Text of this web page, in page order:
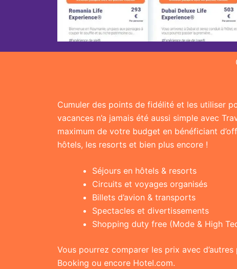
Cumuler des points de fidélité et les utiliser
vacances n’a jamais été aussi simple avec
maximum de votre budget en bénéficiant
hôtels, les resorts et bien plus encore !
Séjours en hôtels & resorts
Circuits et voyages organisés
Billets d’avion & transports
Spectacles et divertissements
Shopping duty free (Mode & High
Vous pourrez comparer les prix avec
Booking ou encore Hotel.com.